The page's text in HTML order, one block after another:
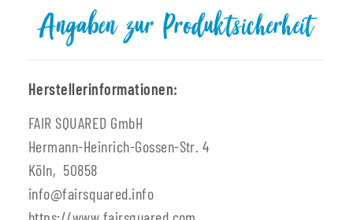
Angaben zur Produktsicherheit
Herstellerinformationen:
FAIR SQUARED GmbH
Hermann-Heinrich-Gossen-Str. 4
Köln, 50858
info@fairsquared.info